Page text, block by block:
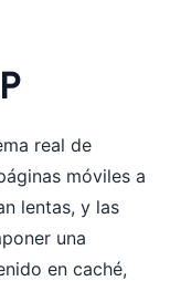
real de
móviles a
lentas, y las
una
en caché,